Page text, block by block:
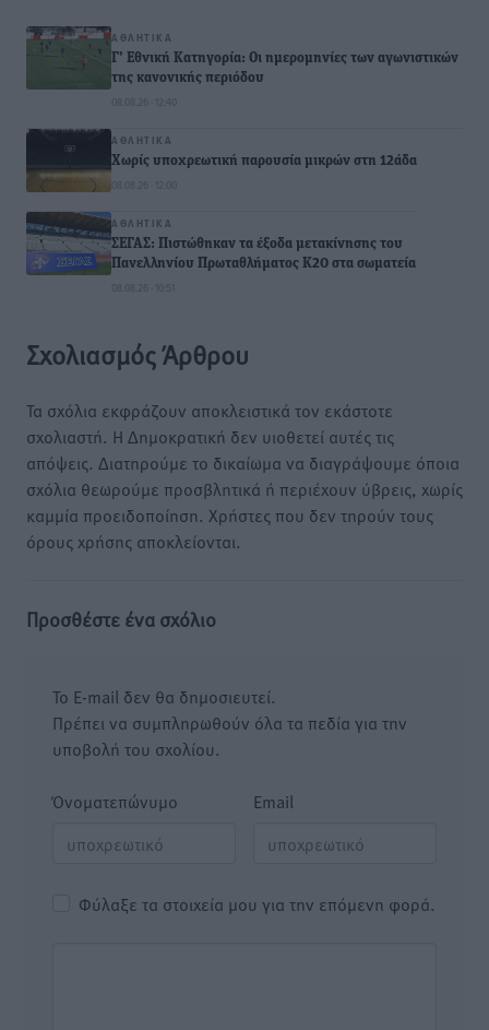
ΑΘΛΗΤΙΚΆ
Γ’ Εθνική Κατηγορία: Οι ημερομηνίες των αγωνιστικών
της κανονικής περιόδου
08.08.26 · 12:40
ΑΘΛΗΤΙΚΆ
Χωρίς υποχρεωτική παρουσία μικρών στη 12άδα
08.08.26 · 12:00
ΑΘΛΗΤΙΚΆ
ΣΕΓΑΣ: Πιστώθηκαν τα έξοδα μετακίνησης του
Πανελληνίου Πρωταθλήματος Κ20 στα σωματεία
08.08.26 · 10:51
Σχολιασμός Άρθρου
Τα σχόλια εκφράζουν αποκλειστικά τον εκάστοτε
σχολιαστή. Η Δημοκρατική δεν υιοθετεί αυτές τις
απόψεις. Διατηρούμε το δικαίωμα να διαγράψουμε όποια
σχόλια θεωρούμε προσβλητικά ή περιέχουν ύβρεις, χωρίς
καμμία προειδοποίηση. Χρήστες που δεν τηρούν τους
όρους χρήσης αποκλείονται.
Προσθέστε ένα σχόλιο
Το E-mail δεν θα δημοσιευτεί.
Πρέπει να συμπληρωθούν όλα τα πεδία για την
υποβολή του σχολίου.
Όνοματεπώνυμο Email
Φύλαξε τα στοιχεία μου για την επόμενη φορά.